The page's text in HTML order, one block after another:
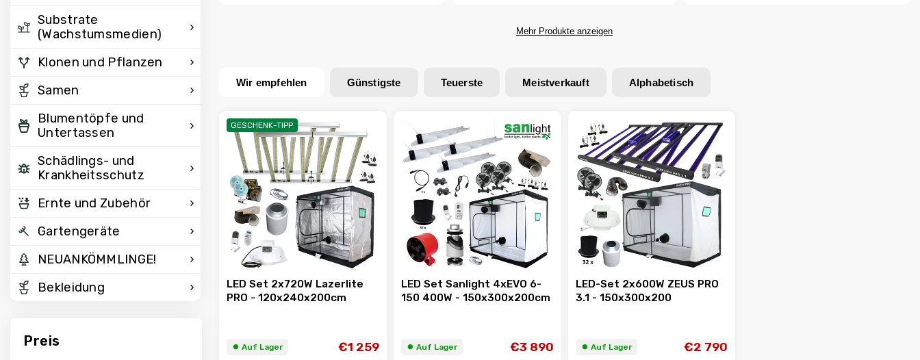
Substrate
(Wachstumsmedien)
Klonen und Pflanzen
Samen
Blumentöpfe und
Untertassen
Schädlings- und
Krankheitsschutz
Ernte und Zubehör
Gartengeräte
NEUANKÖMMLINGE!
Bekleidung
Preis
Mehr Produkte anzeigen
Wir empfehlen Günstigste Teuerste Meistverkauft Alphabetisch
GESCHENK-TIPP
LED Set 2x720W Lazerlite
PRO - 120x240x200cm
⏺︎ Auf Lager €1 259
LED Set Sanlight 4xEVO 6-
150 400W - 150x300x200cm
⏺︎ Auf Lager €3 890
LED-Set 2x600W ZEUS PRO
3.1 - 150x300x200
⏺︎ Auf Lager €2 790